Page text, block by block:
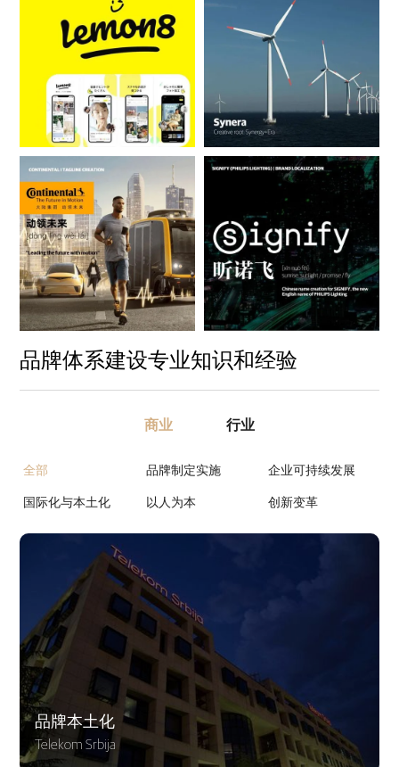
品牌体系建设专业知识和经验
商业 行业
全部 品牌制定实施 企业可持续发展
国际化与本土化 以人为本 创新变革
品牌本土化
Telekom Srbija